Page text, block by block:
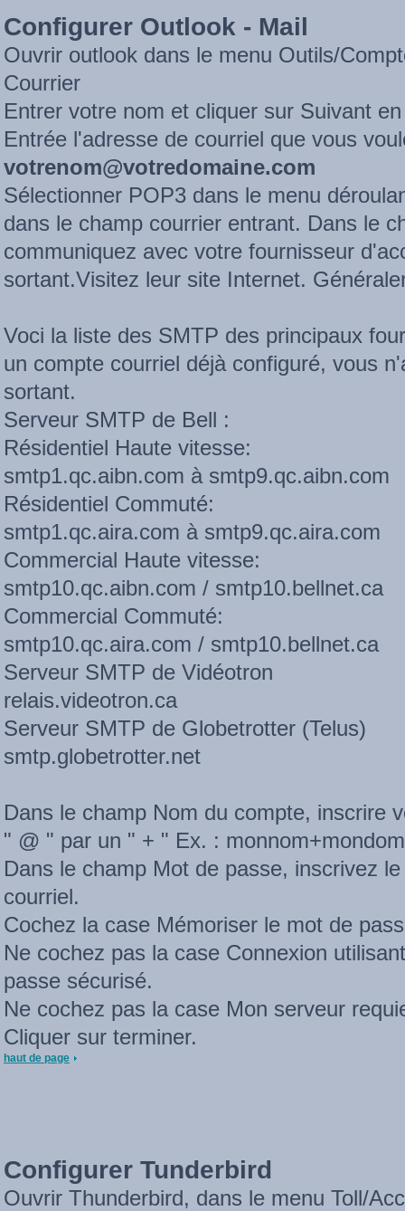
Configurer Outlook - Mail
Ouvrir outlook dans le menu Outils/
Courrier
Entrer votre nom et cliquer sur Suivant
Entrée l'adresse de courriel que vous
votrenom@votredomaine.com
Sélectionner POP3 dans le menu
dans le champ courrier entrant. Dans le
communiquez avec votre fournisseur
sortant.Visitez leur site Internet.
Voci la liste des SMTP des principaux
un compte courriel déjà configuré, vous
sortant.
Serveur SMTP de Bell :
Résidentiel Haute vitesse:
smtp1.qc.aibn.com à smtp9.qc.aibn.com
Résidentiel Commuté:
smtp1.qc.aira.com à smtp9.qc.aira.com
Commercial Haute vitesse:
smtp10.qc.aibn.com / smtp10.bellnet.ca
Commercial Commuté:
smtp10.qc.aira.com / smtp10.bellnet.ca
Serveur SMTP de Vidéotron
relais.videotron.ca
Serveur SMTP de Globetrotter (Telus)
smtp.globetrotter.net
Dans le champ Nom du compte, inscrire
" @ " par un " + " Ex. :
Dans le champ Mot de passe, inscrivez
courriel.
Cochez la case Mémoriser le mot de
Ne cochez pas la case Connexion
passe sécurisé.
Ne cochez pas la case Mon serveur
Cliquer sur terminer.
haut de page
Configurer Tunderbird
Ouvrir Thunderbird, dans le menu Toll/